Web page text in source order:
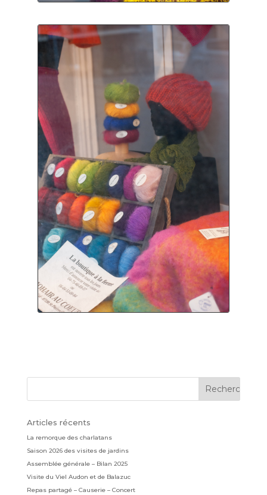
Articles récents
La remorque des charlatans
Saison 2026 des visites de jardins
Assemblée générale – Bilan 2025
Visite du Viel Audon et de Balazuc
Repas partagé – Causerie – Concert